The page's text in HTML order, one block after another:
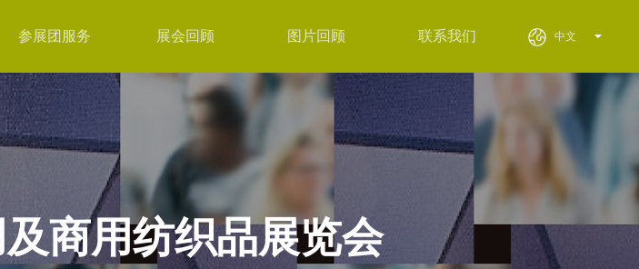
参展团服务 展会回顾 图片回顾 联系我们 中文
商用纺织品展览会